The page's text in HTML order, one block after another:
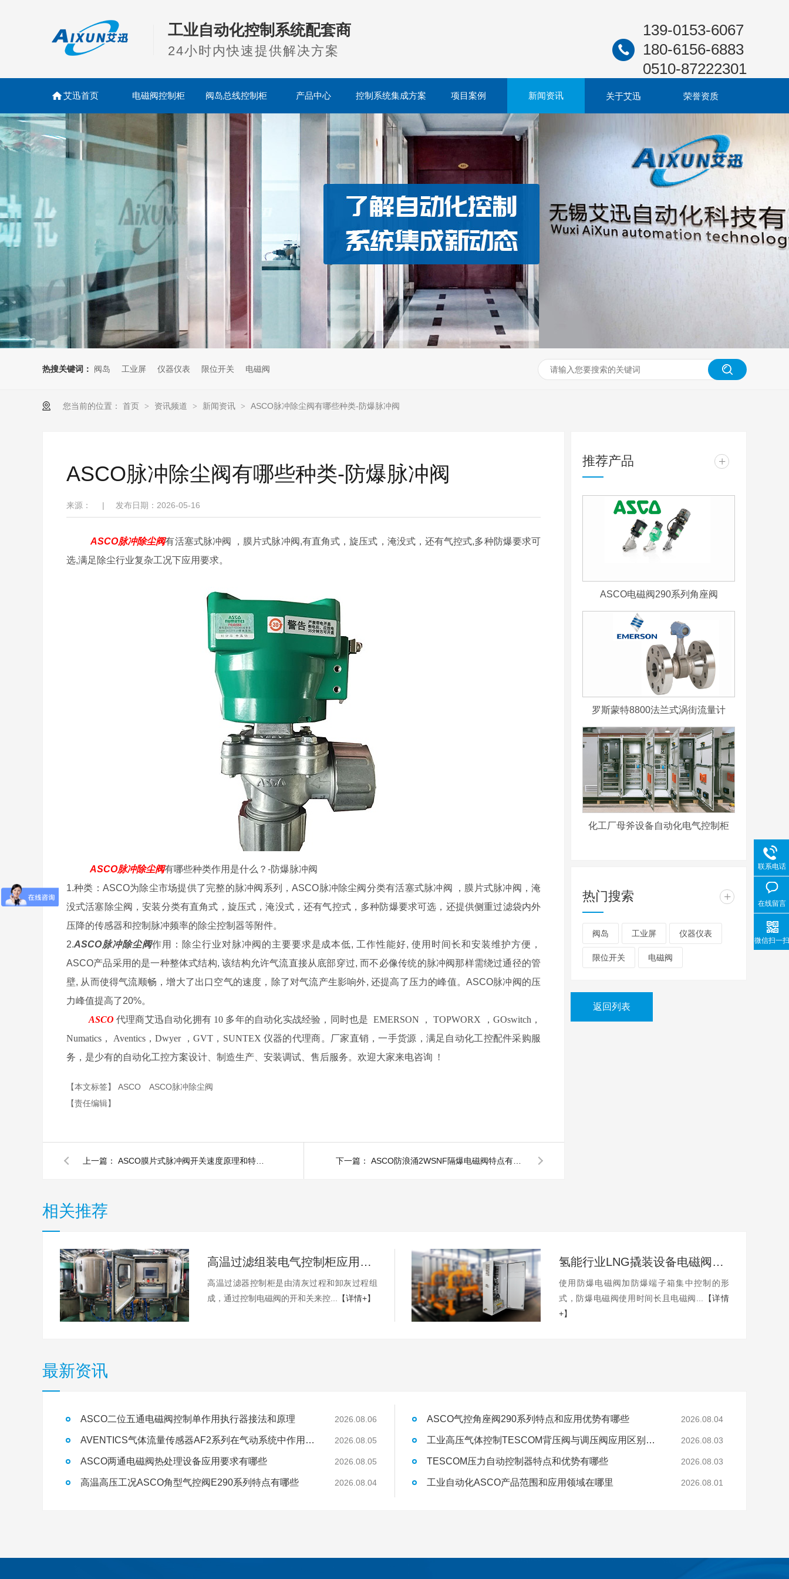
工业自动化控制系统配套商
24小时内快速提供解决方案
139-0153-6067
180-6156-6883
0510-87222301
艾迅首页 电磁阀控制柜 阀岛总线控制柜 产品中心 控制系统集成方案 项目案例 新闻资讯 关于艾迅 荣誉资质
热搜关键词： 阀岛 工业屏 仪器仪表 限位开关 电磁阀
您当前的位置： 首页 > 资讯频道 > 新闻资讯 > ASCO脉冲除尘阀有哪些种类-防爆脉冲阀
ASCO脉冲除尘阀有哪些种类-防爆脉冲阀
来源： | 发布日期：2026-05-16
ASCO脉冲除尘阀有活塞式脉冲阀 ，膜片式脉冲阀,有直角式，旋压式，淹没式，还有气控式,多种防爆要求可
选,满足除尘行业复杂工况下应用要求。
ASCO脉冲除尘阀有哪些种类作用是什么？-防爆脉冲阀
1.种类：ASCO为除尘市场提供了完整的脉冲阀系列，ASCO脉冲除尘阀分类有活塞式脉冲阀 ，膜片式脉冲阀，淹
没式活塞除尘阀，安装分类有直角式，旋压式，淹没式，还有气控式，多种防爆要求可选，还提供侧重过滤袋内外
压降的传感器和控制脉冲频率的除尘控制器等附件。
2.ASCO脉冲除尘阀作用：除尘行业对脉冲阀的主要要求是成本低, 工作性能好, 使用时间长和安装维护方便，
ASCO产品采用的是一种整体式结构, 该结构允许气流直接从底部穿过, 而不必像传统的脉冲阀那样需绕过通径的管
壁, 从而使得气流顺畅，增大了出口空气的速度，除了对气流产生影响外, 还提高了压力的峰值。ASCO脉冲阀的压
力峰值提高了20%。
ASCO 代理商艾迅自动化拥有 10 多年的自动化实战经验，同时也是 EMERSON ， TOPWORX ，GOswitch，
Numatics， Aventics，Dwyer ，GVT，SUNTEX 仪器的代理商。厂家直销，一手货源，满足自动化工控配件采购服
务，是少有的自动化工控方案设计、制造生产、安装调试、售后服务。欢迎大家来电咨询 !
【本文标签】 ASCO
ASCO脉冲除尘阀
【责任编辑】
上一篇： 下一篇：
推荐产品 +
ASCO电磁阀290系列角座阀
罗斯蒙特8800法兰式涡街流量计
化工厂母斧设备自动化电气控制柜
热门搜索 +
阀岛 工业屏 仪器仪表
限位开关 电磁阀
返回列表
相关推荐
高温过滤组装电气控制柜应用案例
高温过滤器控制柜是由清灰过程和卸灰过程组
成，通过控制电磁阀的开和关来控...
【详情+】
氢能行业LNG撬装设备电磁阀控制柜
使用防爆电磁阀加防爆端子箱集中控制的形
式，防爆电磁阀使用时间长且电磁阀...
【详情
+】
最新资讯
ASCO二位五通电磁阀控制单作用执行器接法和原理 2026.08.06
AVENTICS气体流量传感器AF2系列在气动系统中作用是什么 2026.08.05
ASCO两通电磁阀热处理设备应用要求有哪些 2026.08.05
高温高压工况ASCO角型气控阀E290系列特点有哪些 2026.08.04
ASCO气控角座阀290系列特点和应用优势有哪些 2026.08.04
工业高压气体控制TESCOM背压阀与调压阀应用区别是什么 2026.08.03
TESCOM压力自动控制器特点和优势有哪些 2026.08.03
工业自动化ASCO产品范围和应用领域在哪里 2026.08.01
联系电话
在线留言
微信扫一扫